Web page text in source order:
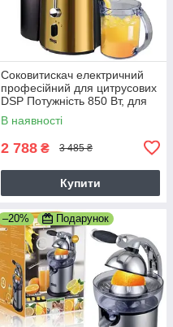
Соковитискач електричний
професійний для цитрусових
DSP Потужність 850 Вт, для
цитрусів, притискний, чорний
(KJ 3003)
В наявності
2 788 ₴ 3 485 ₴
Купити
–20% Подарунок